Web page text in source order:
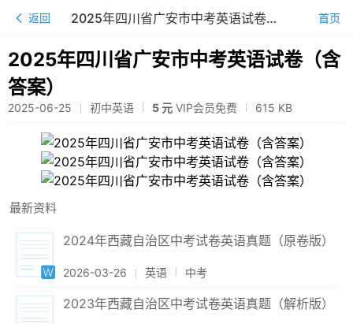
返回 2025年四川省广安市中考英语试卷（含答案） 首页
2025年四川省广安市中考英语试卷（含
答案）
2025-06-25 初中英语 5 元 VIP会员免费 615 KB
最新资料
2024年西藏自治区中考试卷英语真题（原卷版）
2026-03-26 英语 中考
2023年西藏自治区中考试卷英语真题（解析版）